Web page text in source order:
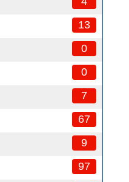
13
0
0
7
67
9
97